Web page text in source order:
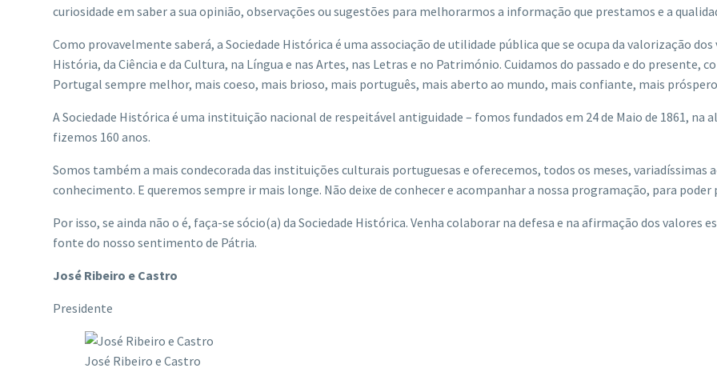
curiosidade em saber a sua opinião, observações ou sugestões para melhorarmos a informação que prestamos e a
Como provavelmente saberá, a Sociedade Histórica é uma associação de utilidade pública que se ocupa da valorização
História, da Ciência e da Cultura, na Língua e nas Artes, nas Letras e no Património. Cuidamos do passado e do
Portugal sempre melhor, mais coeso, mais brioso, mais português, mais aberto ao mundo, mais confiante, mais
A Sociedade Histórica é uma instituição nacional de respeitável antiguidade – fomos fundados em 24 de Maio de 1861, na
fizemos 160 anos.
Somos também a mais condecorada das instituições culturais portuguesas e oferecemos, todos os meses, variadíssimas
conhecimento. E queremos sempre ir mais longe. Não deixe de conhecer e acompanhar a nossa programação, para
Por isso, se ainda não o é, faça-se sócio(a) da Sociedade Histórica. Venha colaborar na defesa e na afirmação dos valores
fonte do nosso sentimento de Pátria.
José Ribeiro e Castro
Presidente
José Ribeiro e Castro